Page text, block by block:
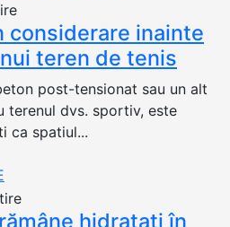
considerare inainte
teren de tenis
post-tensionat sau un alt
terenul dvs. sportiv, este
ca spatiul...
hidratați în